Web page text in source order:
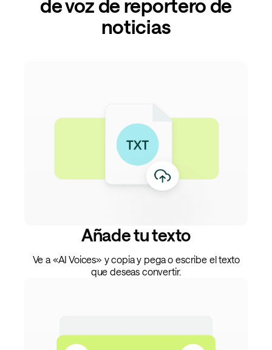
de voz de reportero de
noticias
Añade tu texto
Ve a «AI Voices» y copia y pega o escribe el texto
que deseas convertir.